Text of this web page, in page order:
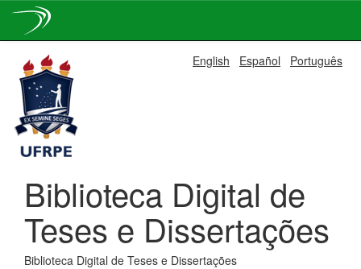
navigation
English Español Português
Biblioteca Digital de
Teses e Dissertações
Biblioteca Digital de Teses e Dissertações